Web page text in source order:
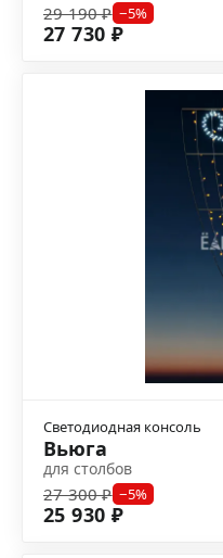
29 190 ₽ −5%
27 730 ₽
Светодиодная консоль
Вьюга
для столбов
27 300 ₽ −5%
25 930 ₽